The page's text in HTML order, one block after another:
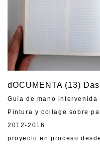
dOCUMENTA (13)
Guía de mano intervenida
Pintura y collage sobre
2012-2016
proyecto en proceso